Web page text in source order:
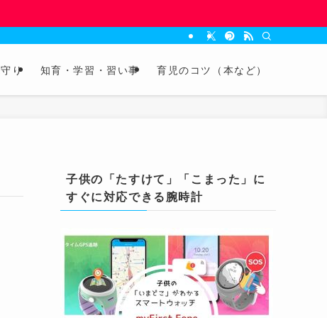
り 知育・学習・習い事 育児のコツ（本など）
子供の「たすけて」「こまった」に
すぐに対応できる腕時計